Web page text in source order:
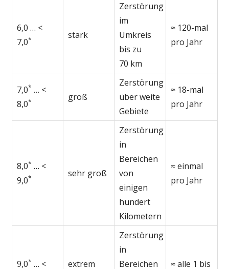
6,0 … <
7,0* stark
Zerstörung
im
Umkreis
bis zu
70 km
≈ 120-mal
pro Jahr
7,0* … <
8,0* groß
Zerstörung
über weite
Gebiete
≈ 18-mal
pro Jahr
8,0* … <
9,0* sehr groß
Zerstörung
in
Bereichen
von
einigen
hundert
Kilometern
≈ einmal
pro Jahr
9,0* … <
extrem
Zerstörung
in
Bereichen
≈ alle 1 bis